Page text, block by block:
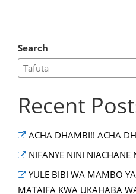
Search
Recent
ACHA DHAMBI!! ACHA
NIFANYE NINI NIACHANE
YULE BIBI WA MAMBO
MATAIFA KWA UKAHABA